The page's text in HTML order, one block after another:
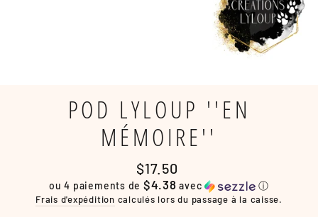
POD LYLOUP ''EN
MÉMOIRE''
Prix
régulier
$17.50
ou 4 paiements de $4.38 avec ⓘ
Frais d'expédition calculés lors du passage à la caisse.